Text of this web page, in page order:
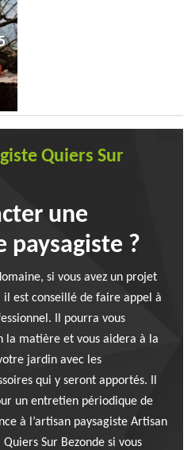
Quiers Sur
une
paysagiste ?
si vous avez un projet
il est conseillé de faire appel à
Il pourra vous
la matière et vous aidera à la
jardin avec les
qui y seront apportés. Il
un entretien périodique de
à l’artisan paysagiste Artisan
Sur Bezonde si vous